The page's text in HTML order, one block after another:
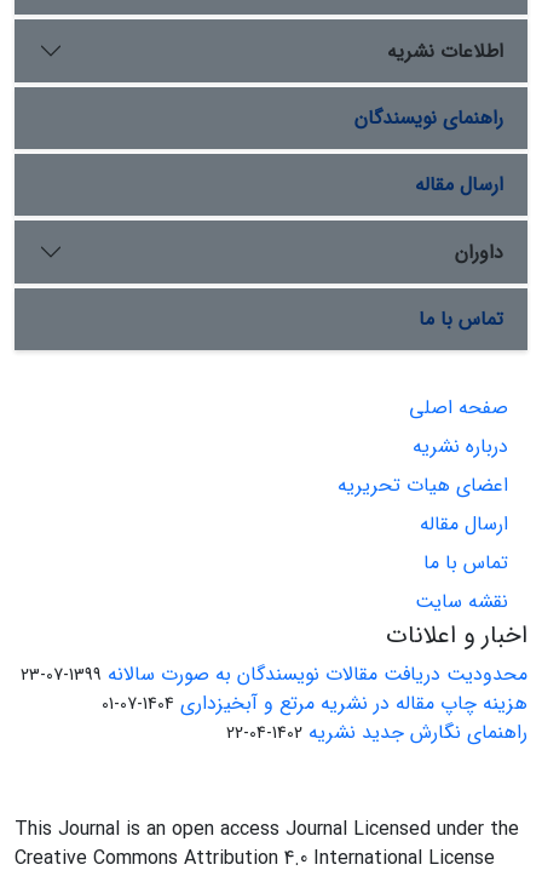
اطلاعات نشریه
راهنمای نویسندگان
ارسال مقاله
داوران
تماس با ما
صفحه اصلی
درباره نشریه
اعضای هیات تحریریه
ارسال مقاله
تماس با ما
نقشه سایت
اخبار و اعلانات
محدودیت دریافت مقالات نویسندگان به صورت سالانه 1399-07-23
هزینه چاپ مقاله در نشریه مرتع و آبخیزداری 1404-07-01
راهنمای نگارش جدید نشریه 1402-04-22
This Journal is an open access Journal Licensed under the
Creative Commons Attribution 4.0 International License